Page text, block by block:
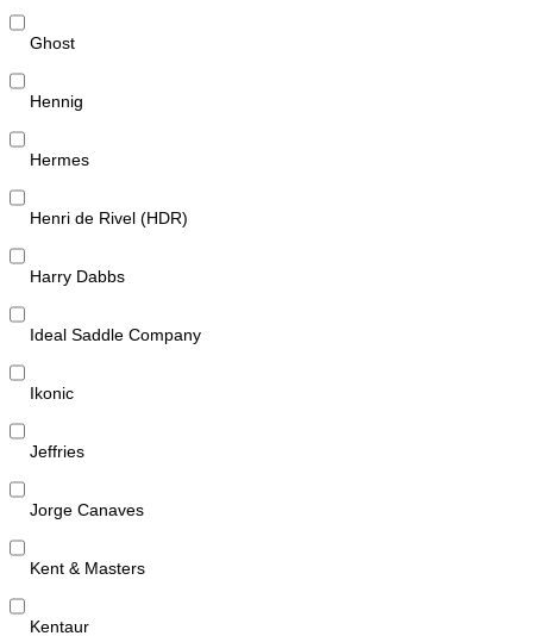
Ghost
Hennig
Hermes
Henri de Rivel (HDR)
Harry Dabbs
Ideal Saddle Company
Ikonic
Jeffries
Jorge Canaves
Kent & Masters
Kentaur